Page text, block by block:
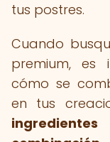
tus postres.
Cuando
premium, es
cómo se
en tus